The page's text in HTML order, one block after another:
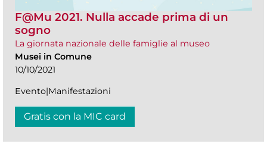
F@Mu 2021. Nulla accade prima di un
sogno
La giornata nazionale delle famiglie al museo
Musei in Comune
10/10/2021
Evento|Manifestazioni
Gratis con la MIC card